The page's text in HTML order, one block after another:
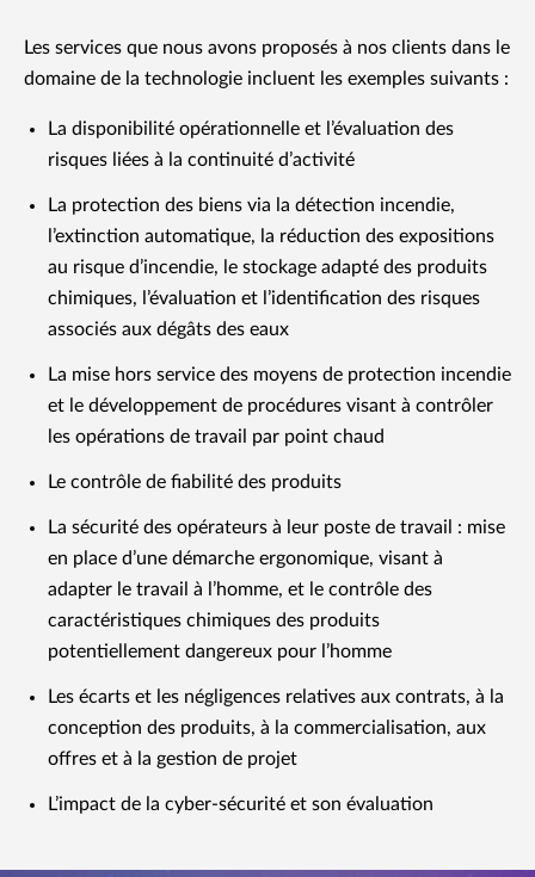
Les services que nous avons proposés à nos clients dans le
domaine de la technologie incluent les exemples suivants :
La disponibilité opérationnelle et l’évaluation des
risques liées à la continuité d’activité
La protection des biens via la détection incendie,
l’extinction automatique, la réduction des expositions
au risque d’incendie, le stockage adapté des produits
chimiques, l’évaluation et l’identification des risques
associés aux dégâts des eaux
La mise hors service des moyens de protection incendie
et le développement de procédures visant à contrôler
les opérations de travail par point chaud
Le contrôle de fiabilité des produits
La sécurité des opérateurs à leur poste de travail : mise
en place d’une démarche ergonomique, visant à
adapter le travail à l’homme, et le contrôle des
caractéristiques chimiques des produits
potentiellement dangereux pour l’homme
Les écarts et les négligences relatives aux contrats, à la
conception des produits, à la commercialisation, aux
offres et à la gestion de projet
L’impact de la cyber-sécurité et son évaluation